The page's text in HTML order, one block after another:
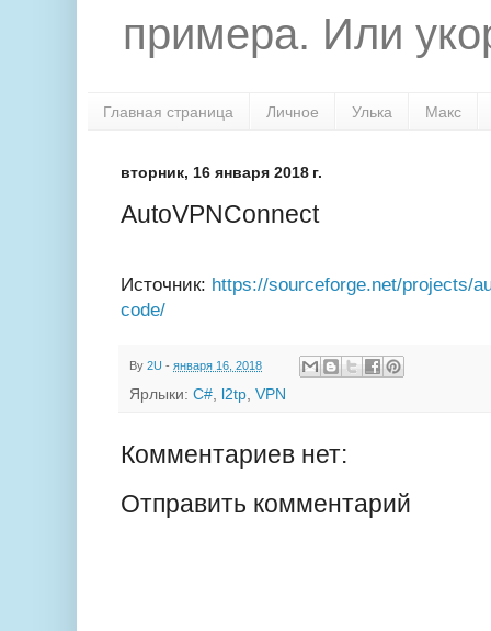
примера. Или
Главная страница Личное Улька Макс
вторник, 16 января 2018 г.
AutoVPNConnect
Источник: https://sourceforge.net/projects/
code/
By 2U - января 16, 2018
Ярлыки: C#, l2tp, VPN
Комментариев нет:
Отправить комментарий